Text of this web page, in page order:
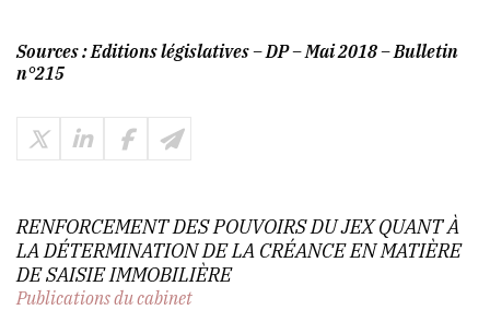
Sources : Editions législatives – DP – Mai 2018 – Bulletin
n°215
RENFORCEMENT DES POUVOIRS DU JEX QUANT À
LA DÉTERMINATION DE LA CRÉANCE EN MATIÈRE
DE SAISIE IMMOBILIÈRE
Publications du cabinet